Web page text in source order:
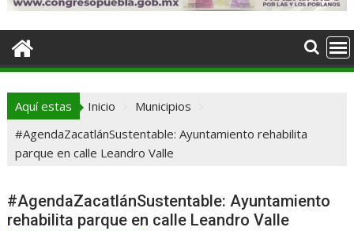
Aquí estas Inicio
Municipios
#AgendaZacatlánSustentable: Ayuntamiento rehabilita
parque en calle Leandro Valle
#AgendaZacatlánSustentable: Ayuntamiento
rehabilita parque en calle Leandro Valle